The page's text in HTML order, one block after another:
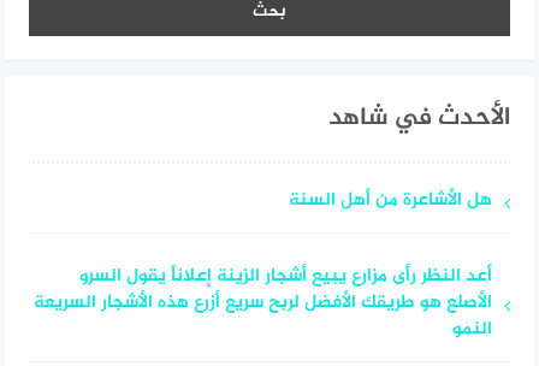
الأحدث في شاهد
هل الأشاعرة من أهل السنة
أعد النظر رأى مزارع يبيع أشجار الزينة إعلاناً يقول السرو
الأصلع هو طريقك الأفضل لربح سريع أزرع هذه الأشجار السريعة
النمو